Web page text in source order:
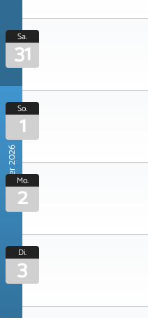
Sa.
31
November 2026
So.
1
Mo.
2
Di.
3